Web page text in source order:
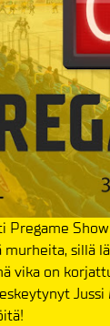
Pregame
sillä
vika on